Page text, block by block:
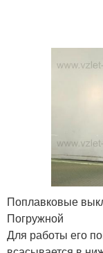
Поплавковые
Погружной
Для работы его